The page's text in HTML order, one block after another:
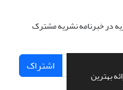
بهترین
در خبرنامه نشریه مشترک
اشتراک